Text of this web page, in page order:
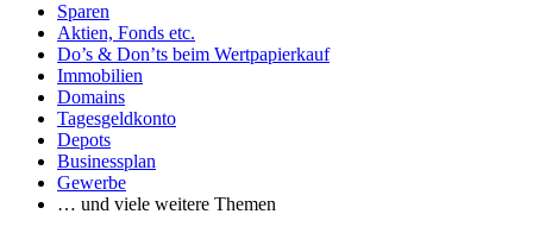
Sparen
Aktien, Fonds etc.
Do’s & Don’ts beim Wertpapierkauf
Immobilien
Domains
Tagesgeldkonto
Depots
Businessplan
Gewerbe
… und viele weitere Themen